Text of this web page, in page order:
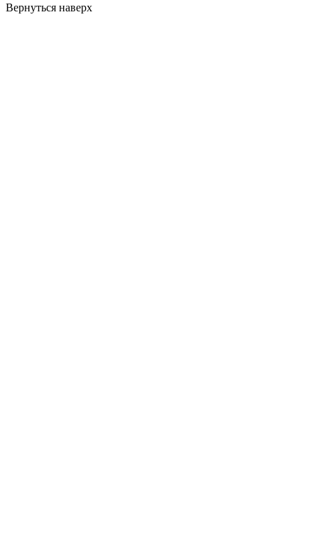
Вернуться наверх